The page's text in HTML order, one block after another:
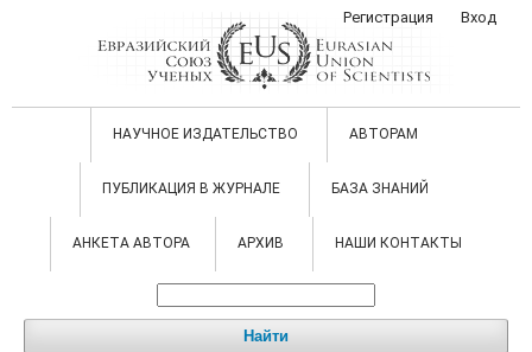
НАУЧНОЕ ИЗДАТЕЛЬСТВО АВТОРАМ
ПУБЛИКАЦИЯ В ЖУРНАЛЕ БАЗА ЗНАНИЙ
АНКЕТА АВТОРА АРХИВ НАШИ КОНТАКТЫ
Найти
Регистрация Вход